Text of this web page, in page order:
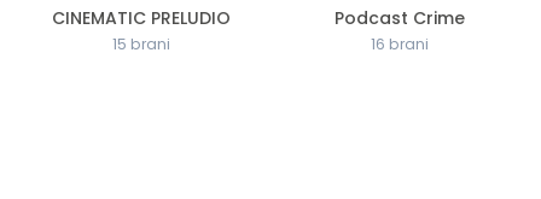
CINEMATIC PRELUDIO
15 brani
Podcast Crime
16 brani